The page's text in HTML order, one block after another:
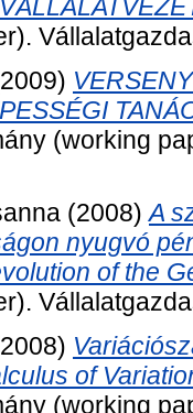
(working
(2008)A
nyugvó
of the
of
(working